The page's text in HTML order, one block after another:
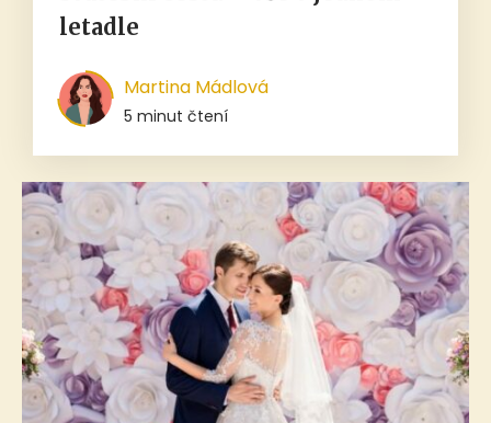
letadle
Martina Mádlová
5 minut čtení